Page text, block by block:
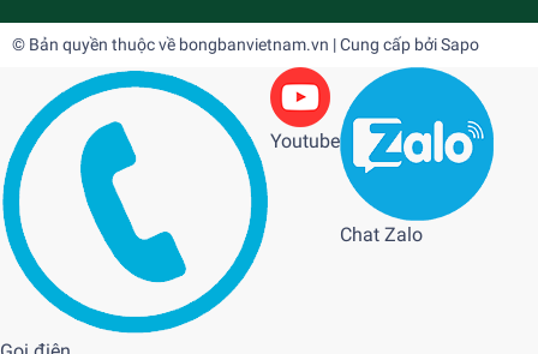
© Bản quyền thuộc về bongbanvietnam.vn | Cung cấp bởiSapo
Youtube
Chat Zalo